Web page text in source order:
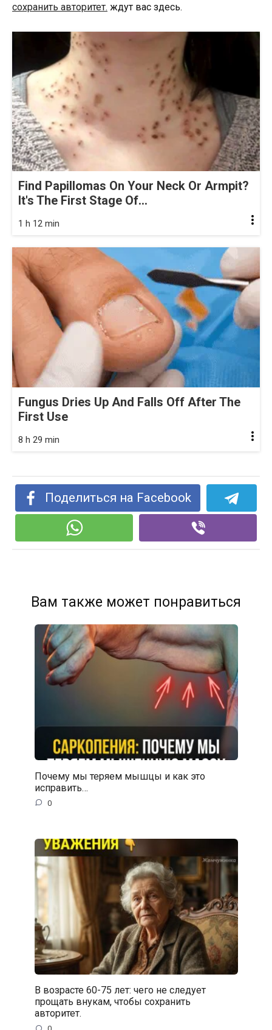
сохранить авторитет. ждут вас здесь.
Find Papillomas On Your Neck Or Armpit?
It's The First Stage Of...
1 h 12 min
Fungus Dries Up And Falls Off After The
First Use
8 h 29 min
Поделиться на Facebook
Вам также может понравиться
Почему мы теряем мышцы и как это
исправить…
0
В возрасте 60-75 лет: чего не следует
прощать внукам, чтобы сохранить
авторитет.